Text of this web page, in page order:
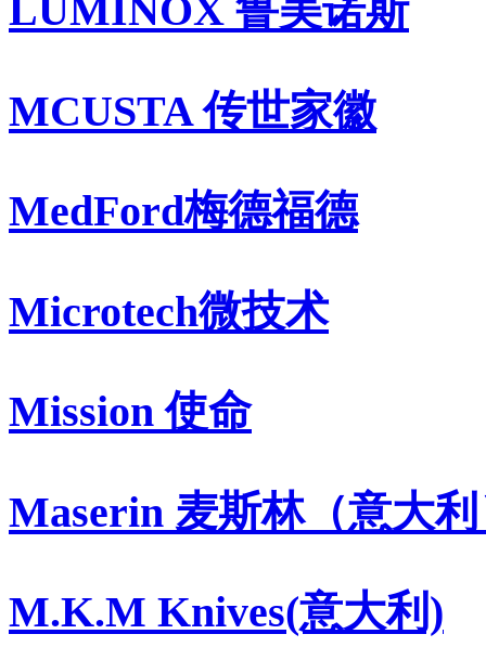
LUMINOX 鲁美诺斯
MCUSTA 传世家徽
MedFord梅德福德
Microtech微技术
Mission 使命
Maserin 麦斯林（意大
M.K.M Knives(意大利)